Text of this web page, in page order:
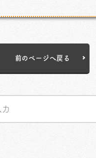
前のページへ戻る